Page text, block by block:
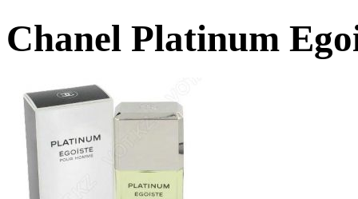
Chanel Platinum